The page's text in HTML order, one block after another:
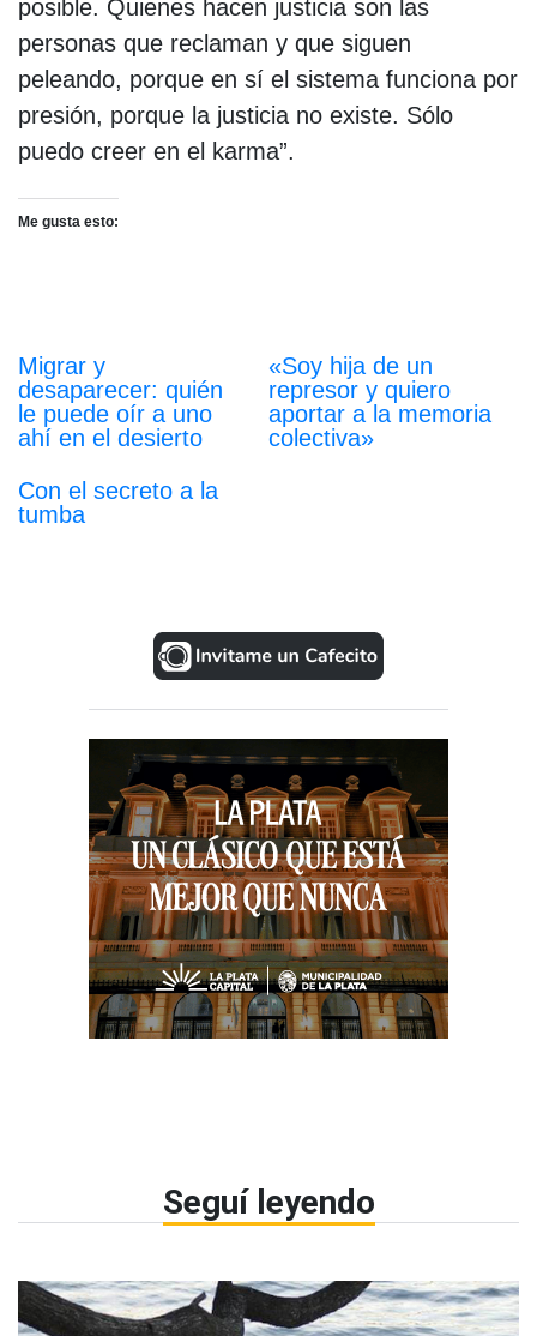
posible. Quienes hacen justicia son las
personas que reclaman y que siguen
peleando, porque en sí el sistema funciona por
presión, porque la justicia no existe. Sólo
puedo creer en el karma”.
Me gusta esto:
Migrar y
desaparecer: quién
le puede oír a uno
ahí en el desierto
«Soy hija de un
represor y quiero
aportar a la memoria
colectiva»
Con el secreto a la
tumba
Seguí leyendo